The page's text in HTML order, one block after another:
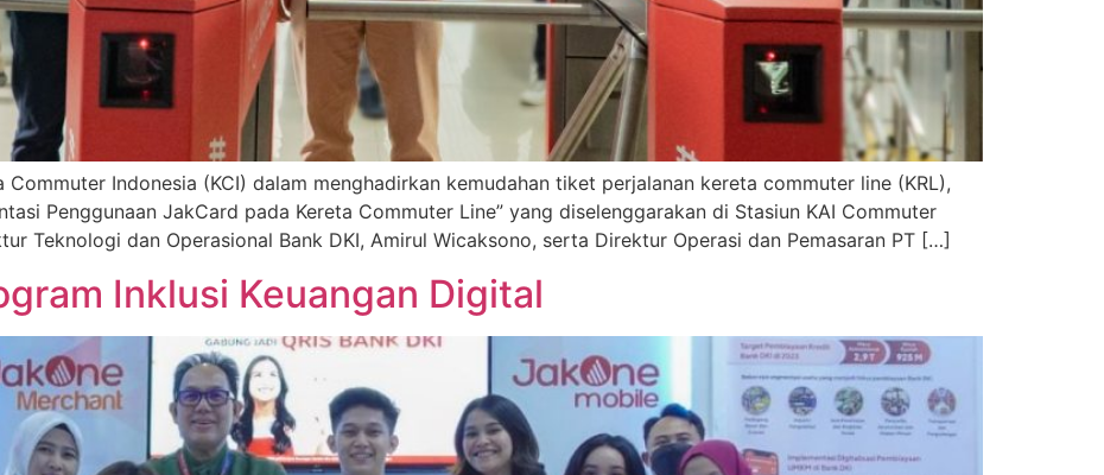
Commuter Indonesia (KCI) dalam menghadirkan kemudahan tiket perjalanan kereta commuter line (KRL),
Penggunaan JakCard pada Kereta Commuter Line” yang diselenggarakan di Stasiun KAI Commuter
Teknologi dan Operasional Bank DKI, Amirul Wicaksono, serta Direktur Operasi dan Pemasaran PT […]
Inklusi Keuangan Digital